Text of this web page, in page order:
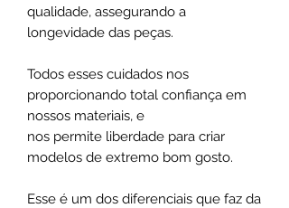
qualidade, assegurando a
longevidade das peças.
Todos esses cuidados nos
proporcionando total confiança em
nossos materiais, e
nos permite liberdade para criar
modelos de extremo bom gosto.
Esse é um dos diferenciais que faz da